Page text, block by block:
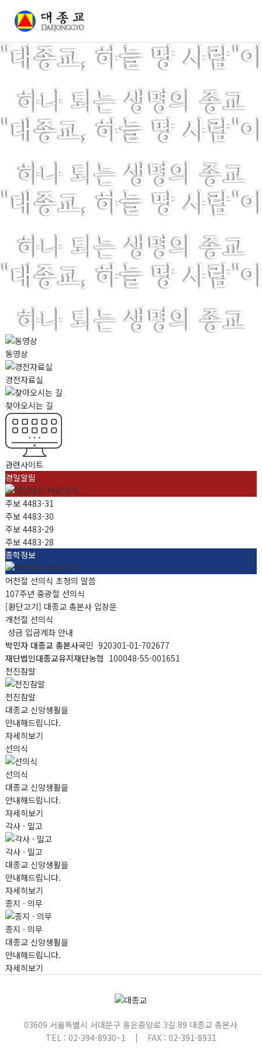
동영상
경전자료실
찾아오시는 길
관련사이트
경일알림
주보 4483-31
주보 4483-30
주보 4483-29
주보 4483-28
종학정보
어천절 선의식 초청의 말씀
107주년 중광절 선의식
[환단고기] 대종교 총본사 입장문
개천절 선의식
성금 입금계좌 안내
박민자 대종교 총본사국민 920301-01-702677
재단법인대종교유지재단농협 100048-55-001651
천진참알
천진참알
대종교 신앙생활을
안내해드립니다.
자세히보기
선의식
선의식
대종교 신앙생활을
안내해드립니다.
자세히보기
각사 · 밀고
각사 · 밀고
대종교 신앙생활을
안내해드립니다.
자세히보기
종지 · 의무
종지 · 의무
대종교 신앙생활을
안내해드립니다.
자세히보기
03609 서울특별시 서대문구 홍은중앙로 3길 89 대종교 총본사
TEL : 02-394-8930~1
| FAX : 02-391-8931